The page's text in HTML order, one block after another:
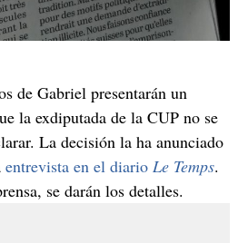
de Gabriel presentarán un
la exdiputada de la CUP no se
La decisión la ha anunciado
entrevista en el diario Le Temps.
se darán los detalles.